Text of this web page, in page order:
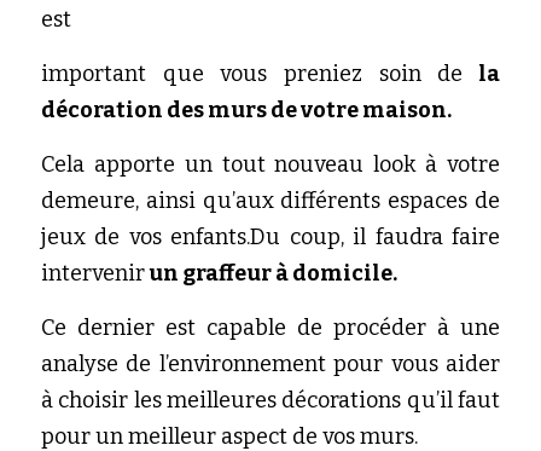
est
important que vous preniez soin de la
décoration des murs de votre maison.
Cela apporte un tout nouveau look à votre
demeure, ainsi qu’aux différents espaces de
jeux de vos enfants.Du coup, il faudra faire
intervenir un graffeur à domicile.
Ce dernier est capable de procéder à une
analyse de l’environnement pour vous aider
à choisir les meilleures décorations qu’il faut
pour un meilleur aspect de vos murs.